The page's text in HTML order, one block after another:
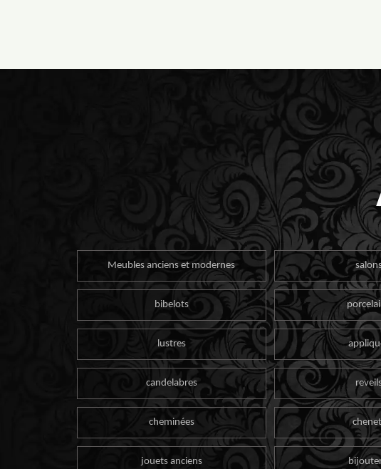
Meubles anciens et modernes
bibelots
lustres
candelabres
cheminées
jouets anciens